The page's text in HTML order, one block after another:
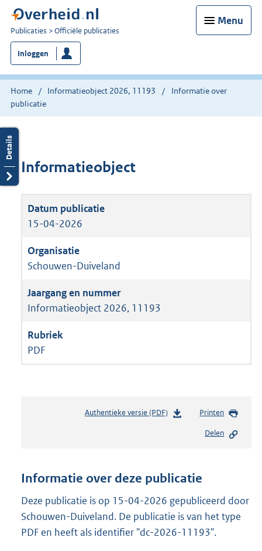
Menu
U
bent
nu
hier:
Publicaties Officiële publicaties
Inloggen
Home Informatieobject 2026, 11193
Informatie over
publicatie
Informatieobject
15-04-2026
Schouwen-Duiveland
Informatieobject 2026, 11193
PDF
Authentieke versie (PDF)b
n
s
g
r
o
Printen
Delen
Informatie over deze publicatie
Deze publicatie is op 15-04-2026 gepubliceerd door
Schouwen-Duiveland. De publicatie is van het type
PDF en heeft als identifier "dc-2026-11193".